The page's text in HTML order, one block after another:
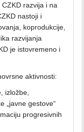
razvija i na
nastoji i
koprodukcije,
razvijanja
je istovremeno i
aktivnosti:
izložbe,
„javne gestove“
progresivnih